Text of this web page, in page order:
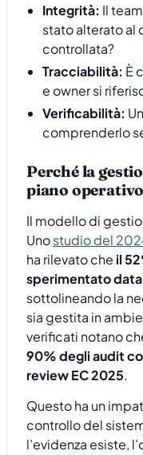
Integrità: Il
stato alterato al
controllata?
Tracciabilità: È
e owner si
Verificabilità:
comprenderlo
Perché la
piano operativo
Il modello di
Unostudio del
ha rilevato che il
sperimentato
sottolineando la
sia gestita in
verificati notano
90% degli audit
review EC 2025.
Questo ha un
controllo del
l’evidenza esiste,